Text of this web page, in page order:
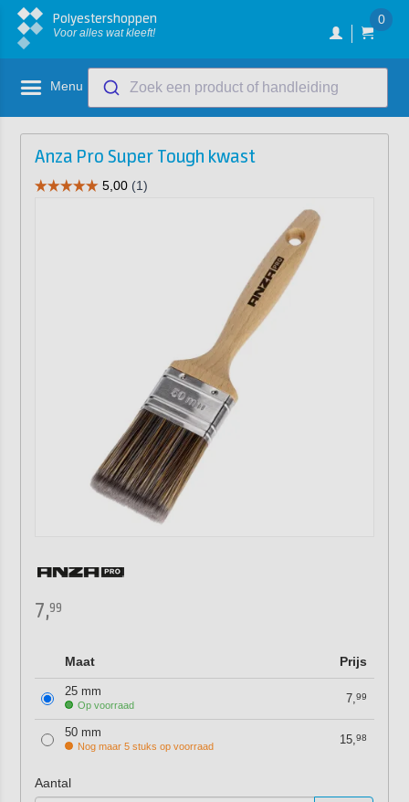
Polyestershoppen
Voor alles wat kleeft!
0
Menu Zoek een product of handleiding
Anza Pro Super Tough kwast
7,99
Maat Prijs
25 mm
Op voorraad 7,99
50 mm
Nog maar 5 stuks op voorraad 15,98
Aantal